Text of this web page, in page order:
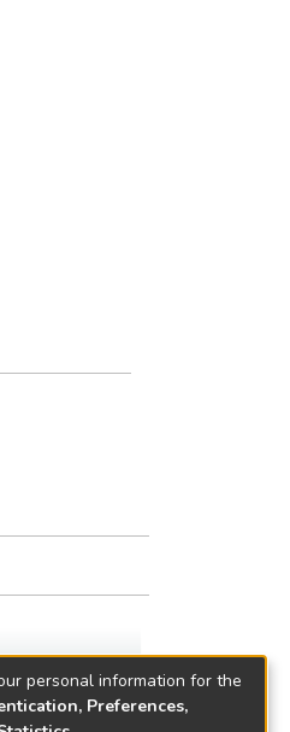
personal information for the
Preferences,